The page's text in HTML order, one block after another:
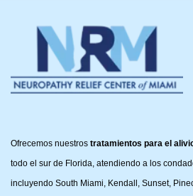
Ofrecemos nuestros tratamientos para el
todo el sur de Florida, atendiendo a los
incluyendo South Miami, Kendall, Sunset,